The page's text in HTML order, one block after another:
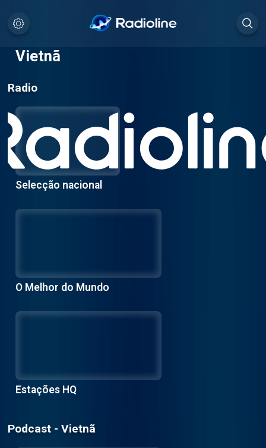
Vietnã
Radio
Selecção nacional
O Melhor do Mundo
Estações HQ
Podcast - Vietnã